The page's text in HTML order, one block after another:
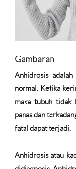
Gambaran
Anhidrosis
normal. Ketika
maka tubuh tidak
panas dan
fatal dapat terjadi.
Anhidrosis atau